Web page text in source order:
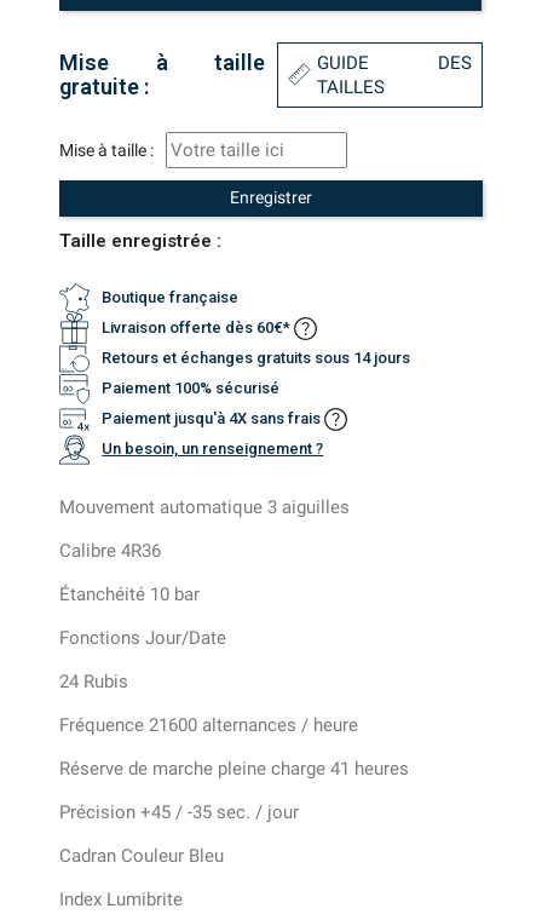
Mise à taille
gratuite :
GUIDE DES
TAILLES
Mise à taille :
Enregistrer
Taille enregistrée :
Boutique française
Livraison offerte dès 60€*
Retours et échanges gratuits sous 14 jours
Paiement 100% sécurisé
Paiement jusqu'à 4X sans frais
Un besoin, un renseignement ?
Mouvement automatique 3 aiguilles
Calibre 4R36
Étanchéité 10 bar
Fonctions Jour/Date
24 Rubis
Fréquence 21600 alternances / heure
Réserve de marche pleine charge 41 heures
Précision +45 / -35 sec. / jour
Cadran Couleur Bleu
Index Lumibrite